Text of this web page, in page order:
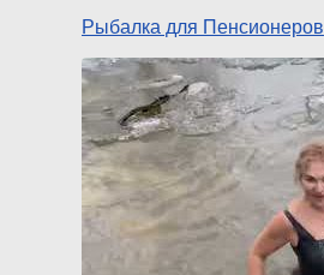
Рыбалка для Пенсионеров